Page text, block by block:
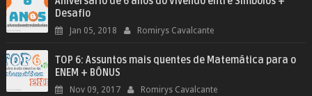
Desafio
Jan 05, 2018 Romirys Cavalcante
TOP 6: Assuntos mais quentes de Matemática para o
ENEM + BÔNUS
Nov 09, 2017 Romirys Cavalcante